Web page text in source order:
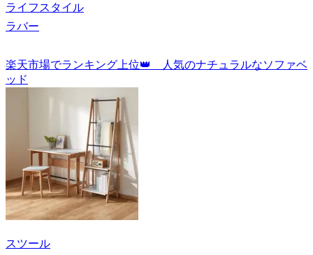
ライフスタイル
ラバー
楽天市場でランキング上位👑 人気のナチュラルなソファベ
ッド
スツール